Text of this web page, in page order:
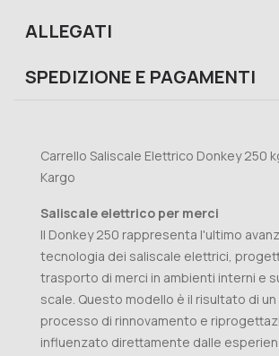
ALLEGATI
SPEDIZIONE E PAGAMENTI
Carrello Saliscale Elettrico Donkey 250
Kargo
Saliscale elettrico per merci
Il Donkey 250 rappresenta l'ultimo
tecnologia dei saliscale elettrici,
trasporto di merci in ambienti interni e
scale. Questo modello è il risultato di
processo di rinnovamento e
influenzato direttamente dalle